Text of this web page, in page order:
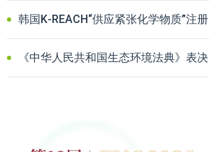
韩国K‑REACH“供应紧张化学物质”注册特例启动：出口企业迎新机遇
《中华人民共和国生态环境法典》表决通过：化学品企业最需关注什么？